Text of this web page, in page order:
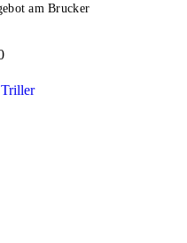
am Brucker